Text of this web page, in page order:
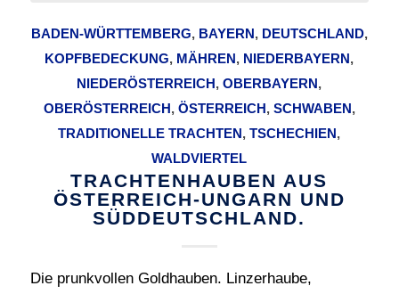
BADEN-WÜRTTEMBERG, BAYERN, DEUTSCHLAND,
KOPFBEDECKUNG, MÄHREN, NIEDERBAYERN,
NIEDERÖSTERREICH,OBERBAYERN,
OBERÖSTERREICH, ÖSTERREICH, SCHWABEN,
TRADITIONELLE TRACHTEN,TSCHECHIEN,
WALDVIERTEL
TRACHTENHAUBEN AUS
ÖSTERREICH-UNGARN UND
SÜDDEUTSCHLAND.
Die prunkvollen Goldhauben. Linzerhaube,